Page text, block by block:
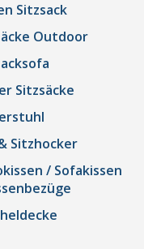
Sitzsack
Outdoor
Sitzsäcke
Sitzhocker
/ Sofakissen